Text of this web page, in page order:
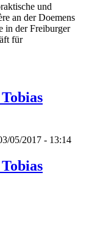
und
an der Doemens
in der Freiburger
für
05/2017 - 13:14